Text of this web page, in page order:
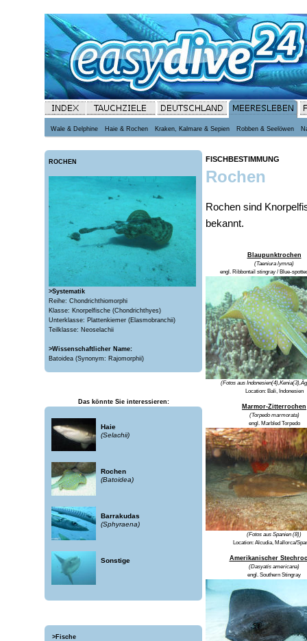
Wale & Delphine Haie & Rochen Kraken, Kalmare & Sepien Robben & Seelöwen
ROCHEN
>Systematik
Reihe: Chondrichthiomorphi
Klasse: Knorpelfische (Chondrichthyes)
Unterklasse: Plattenkiemer (Elasmobranchii)
Teilklasse: Neoselachii
>Wissenschaftlicher Name:
Batoidea (Synonym: Rajomorphii)
Das könnte Sie interessieren:
Haie
(Selachii)
Rochen
(Batoidea)
Barrakudas
(Sphyraena)
Sonstige
>Fische
FISCHBESTIMMUNG
Rochen
Rochen sind
bekannt.
Blaupunktrochen
(Taeniura lymna)
engl. Ribbontail stingray / Blue-
(Fotos aus
Location: Bali, Indonesien
Marmor-Zitterrochen
(Torpedo marmorata)
engl. Marbled Torpedo
(Fotos aus Spanien (8))
Location: Alcudia, Mallorca/
Amerikanischer
(Dasyatis americana)
engl. Southern Stingray